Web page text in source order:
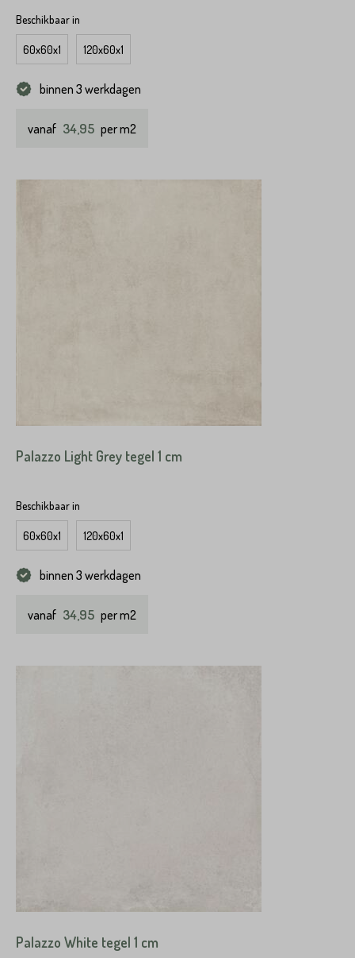
Beschikbaar in
60x60x1 120x60x1
binnen 3 werkdagen
vanaf 34,95 per m2
Palazzo Light Grey tegel 1 cm
Beschikbaar in
60x60x1 120x60x1
binnen 3 werkdagen
vanaf 34,95 per m2
Palazzo White tegel 1 cm